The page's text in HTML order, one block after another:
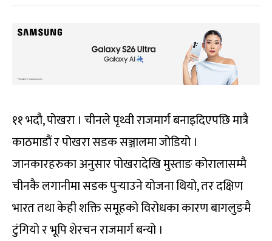
११ भदौ, पोखरा । चीनले पृथ्वी राजमार्ग बनाइदिएपछि मात्रै
काठमाडौं र पोखरा सडक सञ्जालमा जोडियो ।
जानकारहरुका अनुसार पोखरादेखि मुस्ताङ कोरालासम्मै
चीनकै लगानीमा सडक पुर्‍याउने योजना थियो, तर दक्षिण
भारत तथा केही शक्ति समूहको विरोधका कारण बागलुङमै
टुंगियो र भूपि शेरचन राजमार्ग बन्यो ।